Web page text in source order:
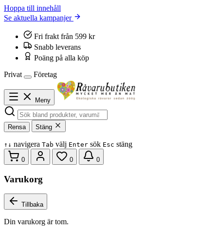
Hoppa till innehåll
Se aktuella kampanjer
Fri frakt från 599 kr
Snabb leverans
Poäng på alla köp
Privat
Företag
Meny
Rensa Stäng
↑ ↓ navigera Tab välj Enter sök Esc stäng
0 0 0
Varukorg
Tillbaka
Din varukorg är tom.